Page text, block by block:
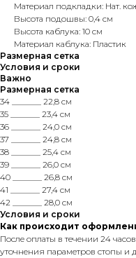
Материал подкладки: Нат.
Высота подошвы: 0,4 см
Высота каблука: 10 см
Материал каблука: Пластик
Размерная сетка
Условия и сроки
Важно
Размерная сетка
34 _______ 22,8 см
35 _______ 23,4 см
36 _______ 24,0 см
37 _______ 24,8 см
38 _______ 25,4 см
39 _______ 26,0 см
40 _______ 26,8 см
41 _______ 27,4 см
42 _______ 28,0 см
Условия и сроки
Как происходит
После оплаты в течении 24
уточнения параметров стопы и